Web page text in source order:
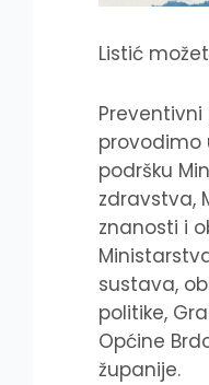
Listić
Preventivni
provodimo
podršku
zdravstva,
znanosti i
sustava,
politike,
Općine
županije.